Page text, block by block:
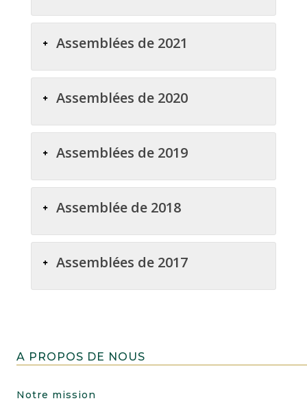
Assemblées de 2021
Assemblées de 2020
Assemblées de 2019
Assemblée de 2018
Assemblées de 2017
A PROPOS DE NOUS
Notre mission